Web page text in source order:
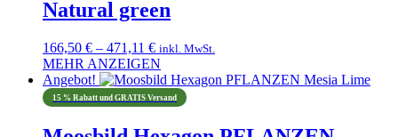
Natural green
166,50 € – 471,11 €Preisspanne:
166,50 €
bis
471,11 €
inkl. MwSt.
MEHR ANZEIGEN
Dieses
Produkt
weist
mehrere
Angebot!
15 % Rabatt und GRATIS Versand